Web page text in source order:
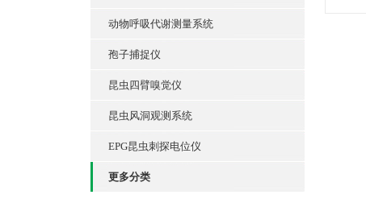
动物呼吸代谢测量系统
孢子捕捉仪
昆虫四臂嗅觉仪
昆虫风洞观测系统
EPG昆虫刺探电位仪
更多分类